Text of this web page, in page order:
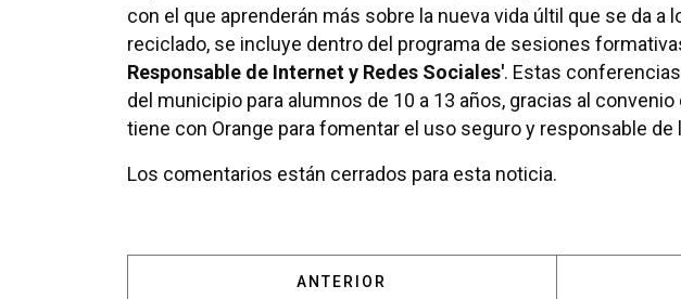
con el que aprenderán más sobre la nueva vida últil que se da a
reciclado, se incluye dentro del programa de sesiones
Responsable de Internet y Redes Sociales'. Estas
del municipio para alumnos de 10 a 13 años, gracias al
tiene con Orange para fomentar el uso seguro y responsable
Los comentarios están cerrados para esta noticia.
ARTÍCULO ANTERIOR: LAS ACACIAS E
ANTERIOR